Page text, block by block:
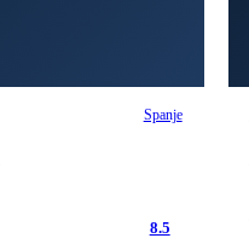
Spanje
8.5